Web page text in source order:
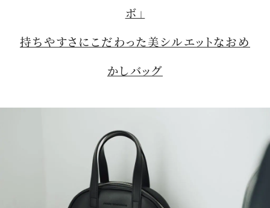
ボ」
持ちやすさにこだわった美シルエットなおめ
かしバッグ